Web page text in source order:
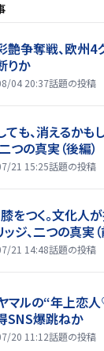
艶争奪戦、欧州4
りか
04 20:37話題の投稿
も、消えるかも
つの真実（後編）
21 15:25話題の投稿
をつく。文化人
ジ、二つの真実（
21 14:48話題の投稿
マルの“年上恋
SNS爆跳ねか
20 11:12話題の投稿